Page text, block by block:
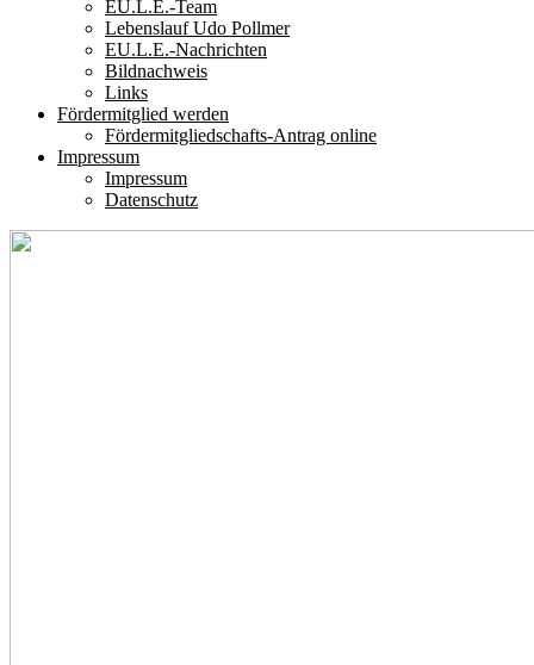
EU.L.E.-Team
Lebenslauf Udo Pollmer
EU.L.E.-Nachrichten
Bildnachweis
Links
Fördermitglied werden
Fördermitgliedschafts-Antrag online
Impressum
Impressum
Datenschutz